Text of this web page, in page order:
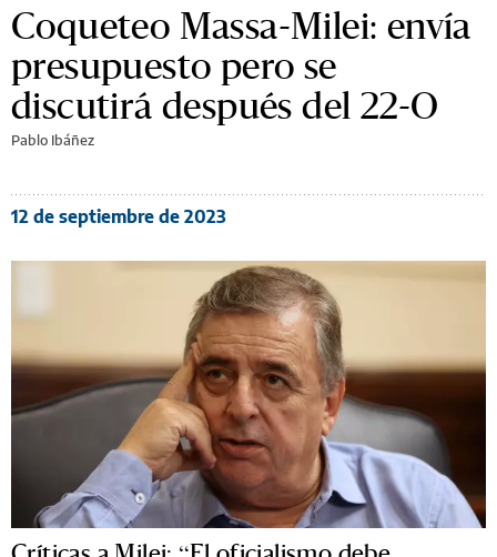
Coqueteo Massa-Milei: envía
presupuesto pero se
discutirá después del 22-O
Pablo Ibáñez
12 de septiembre de 2023